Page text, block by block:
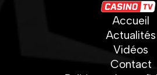
Accueil
Actualités
Vidéos
Contact